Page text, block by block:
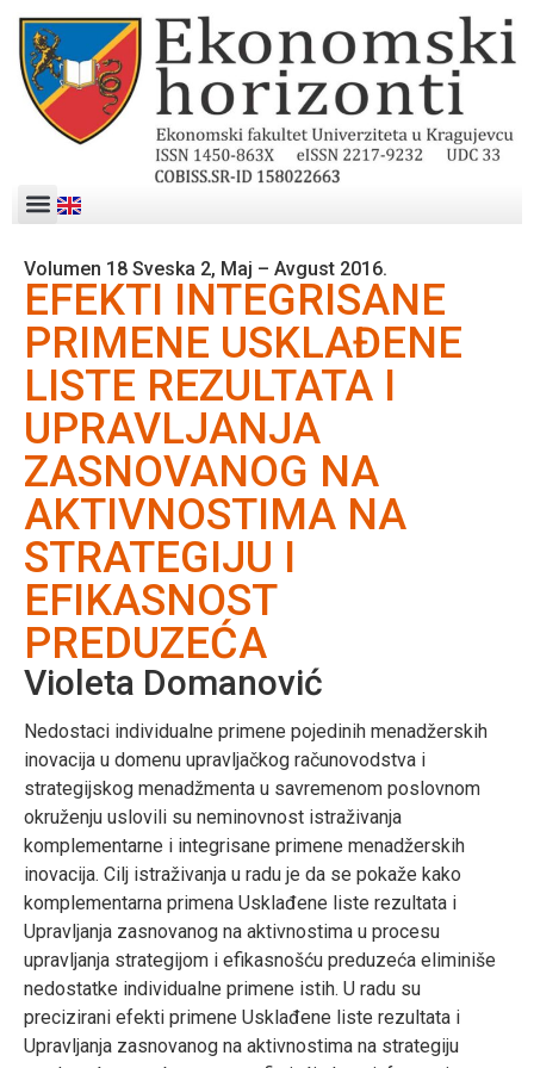
Volumen 18 Sveska 2, Maj – Avgust 2016.
EFEKTI INTEGRISANE
PRIMENE USKLAĐENE
LISTE REZULTATA I
UPRAVLJANJA
ZASNOVANOG NA
AKTIVNOSTIMA NA
STRATEGIJU I
EFIKASNOST
PREDUZEĆA
Violeta Domanović
Nedostaci individualne primene pojedinih menadžerskih
inovacija u domenu upravljačkog računovodstva i
strategijskog menadžmenta u savremenom poslovnom
okruženju uslovili su neminovnost istraživanja
komplementarne i integrisane primene menadžerskih
inovacija. Cilj istraživanja u radu je da se pokaže kako
komplementarna primena Usklađene liste rezultata i
Upravljanja zasnovanog na aktivnostima u procesu
upravljanja strategijom i efikasnošću preduzeća eliminiše
nedostatke individualne primene istih. U radu su
precizirani efekti primene Usklađene liste rezultata i
Upravljanja zasnovanog na aktivnostima na strategiju